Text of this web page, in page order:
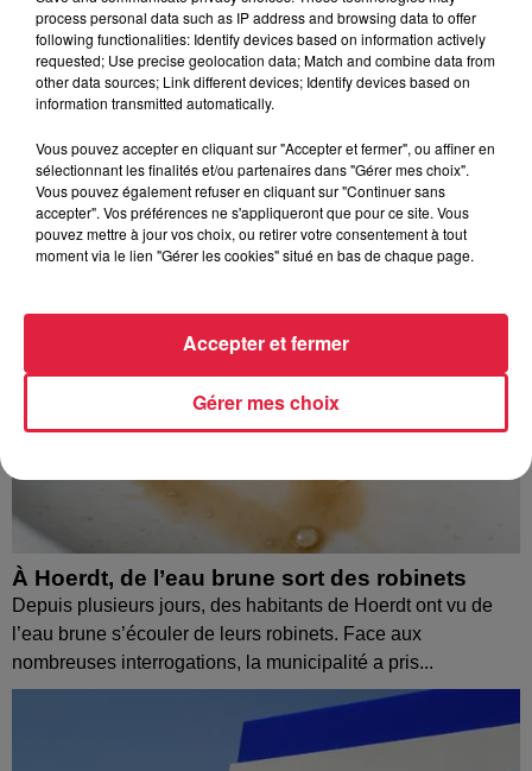
À découvrir également
À Hoerdt, de l’eau brune sort des robinets
Depuis plusieurs jours, des habitants de Hoerdt ont vu de
l’eau brune s’écouler de leurs robinets. Face aux
nombreuses interrogations, la municipalité a pris...
process personal data such as IP address and browsing data to offer
following functionalities: Identify devices based on information actively
requested; Use precise geolocation data; Match and combine data from
other data sources; Link different devices; Identify devices based on
information transmitted automatically.
Vous pouvez accepter en cliquant sur "Accepter et fermer", ou affiner en
sélectionnant les finalités et/ou partenaires dans "Gérer mes choix".
Vous pouvez également refuser en cliquant sur "Continuer sans
accepter". Vos préférences ne s'appliqueront que pour ce site. Vous
pouvez mettre à jour vos choix, ou retirer votre consentement à tout
moment via le lien "Gérer les cookies" situé en bas de chaque page.
Gérer mes choix
Accepter et fermer